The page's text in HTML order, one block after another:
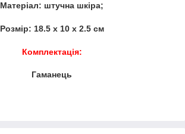
Матеріал: штучна шкіра;
Розмір: 18.5 х 10 х 2.5 см
Комплектація:
Гаманець